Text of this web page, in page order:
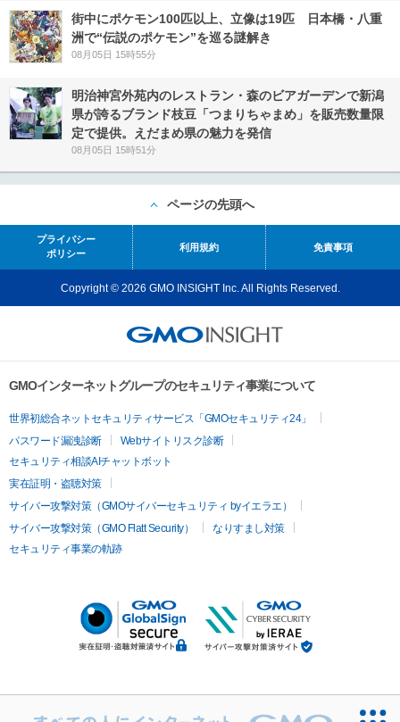
街中にポケモン100匹以上、立像は19匹 日本橋・八重
洲で“伝説のポケモン”を巡る謎解き
08月05日 15時55分
明治神宮外苑内のレストラン・森のビアガーデンで新潟
県が誇るブランド枝豆「つまりちゃまめ」を販売数量限
定で提供。えだまめ県の魅力を発信
08月05日 15時51分
ページの先頭へ
プライバシー
ポリシー
利用規約 免責事項
Copyright © 2026 GMO INSIGHT Inc. All Rights Reserved.
GMOインターネットグループのセキュリティ事業について
世界初総合ネットセキュリティサービス「GMOセキュリティ24」
パスワード漏洩診断
Webサイトリスク診断
セキュリティ相談AIチャットボット
実在証明・盗聴対策
サイバー攻撃対策（GMOサイバーセキュリティ byイエラエ）
サイバー攻撃対策（GMO Flatt Security）
なりすまし対策
セキュリティ事業の軌跡